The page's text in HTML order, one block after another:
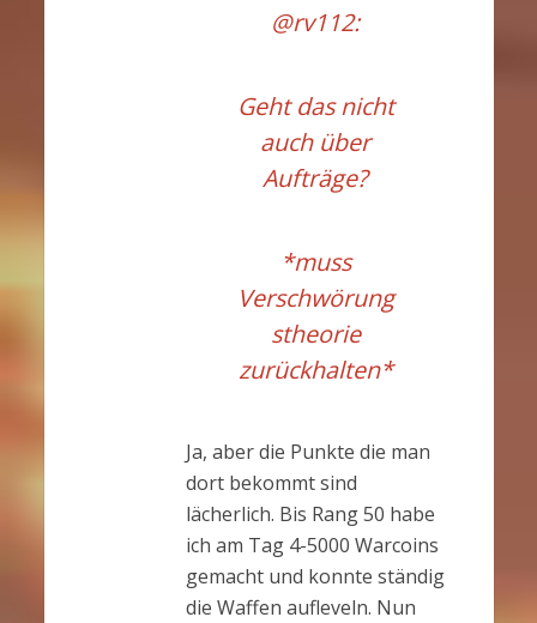
@rv112:
Geht das nicht
auch über
Aufträge?
*muss
Verschwörung
stheorie
zurückhalten*
Ja, aber die Punkte die man
dort bekommt sind
lächerlich. Bis Rang 50 habe
ich am Tag 4-5000 Warcoins
gemacht und konnte ständig
die Waffen aufleveln. Nun